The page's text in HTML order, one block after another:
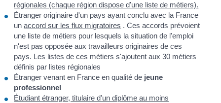
régionales (chaque région dispose d'une liste de métiers).
Étranger originaire d'un pays ayant conclu avec la France
unaccord sur les flux migratoires . Ces accords prévoient
une liste de métiers pour lesquels la situation de l'emploi
n'est pas opposée aux travailleurs originaires de ces
pays. Les listes de ces métiers s'ajoutent aux 30 métiers
définis par listes régionales
Étranger venant en France en qualité de jeune
professionnel
Étudiant étranger, titulaire d'un diplôme au moins